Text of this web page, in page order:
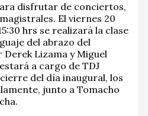
disfrutar de conciertos,
El viernes 20
hrs se realizará la clase
del abrazo del
Lizama y Miguel
a cargo de TDJ
del día inaugural, los
junto a Tomacho